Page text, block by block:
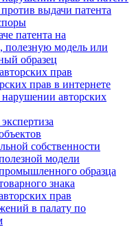
выдачи патента
патента на
полезную модель или
образец
прав
прав в интернете
авторских
собственности
модели
образца
знака
прав
в палату по